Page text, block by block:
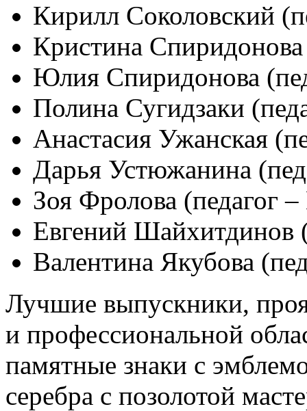
Кирилл Соколовский
Кристина
Юлия Спиридонова
Полина Сугидзаки
Анастасия Ужанская
Дарья Устюжанина
Зоя Фролова (педагог
Евгений Шайхитдинов
Валентина Якубова
Лучшие выпускники,
и профессиональной
памятные знаки с
серебра с позолотой